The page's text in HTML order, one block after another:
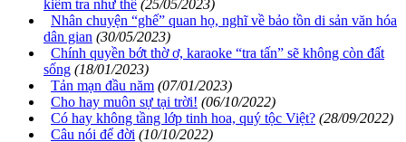
kiểm tra như thế (25/05/2023)
Nhân chuyện “ghế” quan họ, nghĩ về bảo tồn di sản văn hóa
dân gian (30/05/2023)
Chính quyền bớt thờ ơ, karaoke “tra tấn” sẽ không còn đất
sống (18/01/2023)
Tản mạn đầu năm (07/01/2023)
Cho hay muôn sự tại trời! (06/10/2022)
Có hay không tầng lớp tinh hoa, quý tộc Việt? (28/09/2022)
Câu nói để đời (10/10/2022)